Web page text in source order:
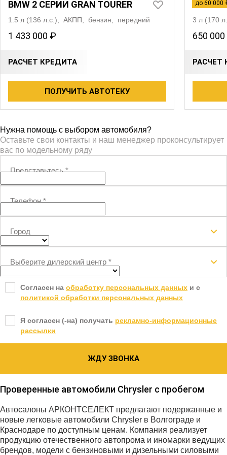
BMW 2 СЕРИИ GRAN TOURER
1.5 л (136 л.с.), АКПП, бензин, передний
1 433 000 ₽
РАСЧЕТ КРЕДИТА
ПОЛУЧИТЬ АВТОТЕКУ
до 60 000
3 л (170
650
РАСЧЕТ
Нужна помощь с выбором автомобиля?
Оставьте свои контакты и наш менеджер проконсультирует
вас по модельному ряду
Представьтесь*
Телефон*
Город
Выберите дилерский центр *
Согласен на обработку персональных данных и c
политикой обработки персональных данных
Я согласен (-на) получать рекламно-информационные
рассылки
ЖДУ ЗВОНКА
Проверенные автомобили Chrysler с пробегом
Автосалоны АРКОНТСЕЛЕКТ предлагают подержанные и
новые легковые автомобили Chrysler в Волгограде и
Краснодаре по доступным ценам. Компания реализует
продукцию отечественного автопрома и иномарки ведущих
брендов, модели с бензиновыми и дизельными силовыми